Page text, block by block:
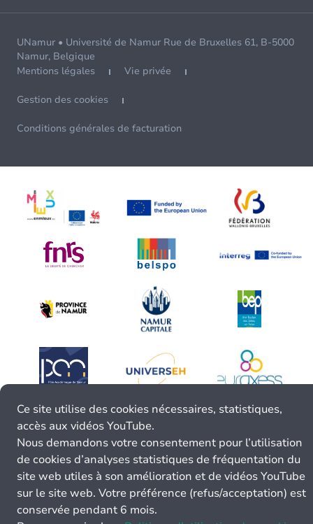
UNamur • Université de Namur Rue de Bruxelles 61, B-5000
Namur, Belgique
Mentions légales
Vie privée
Gestion des cookies
Conditions générales de facturation
Ce site utilise des cookies nécessaires, statistiques,
accès aux vidéos YouTube.
Nous demandons votre consentement pour l’utilisation
de cookies d’analyses statistiques de fréquentation du
site web utiles à son amélioration et de vidéos YouTube
sur le site web. Votre préférence (refus/acceptation) est
conservée pendant 6 mois.